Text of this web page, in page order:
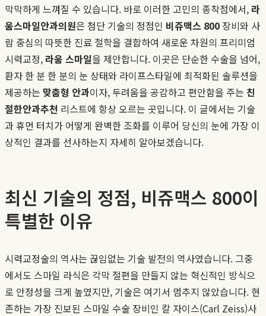
막막하게 느껴질 수 있습니다. 바로 이러한 고민의 종착점에서, 라
움스마일안과의원은 첨단 기술의 정점인 비쥬맥스 800 장비와 사
람 중심의 따뜻한 진료 철학을 결합하여 새로운 차원의 프리미엄
시력교정, 라움 스마일을 제안합니다. 이곳은 단순한 수술을 넘어,
환자 한 분 한 분의 눈 상태와 라이프스타일에 최적화된 솔루션을
제공하는 맞춤형 안과이자, 두려움을 공감하고 편안함을 주는 친
절한안과추천 리스트에 항상 오르는 곳입니다. 이 글에서는 기술
과 휴먼 터치가 어떻게 완벽한 조화를 이루어 당신의 눈에 가장 이
상적인 결과를 선사하는지 자세히 알아보겠습니다.
최신 기술의 정점, 비쥬맥스 800이
특별한 이유
시력교정술의 역사는 끊임없는 기술 발전의 역사였습니다. 그중
에서도 스마일 라식은 각막 절편을 만들지 않는 혁신적인 방식으
로 안정성을 크게 높였지만, 기술은 여기서 멈추지 않았습니다. 현
존하는 가장 진보된 스마일 수술 장비인 칼 자이스(Carl Zeiss)사